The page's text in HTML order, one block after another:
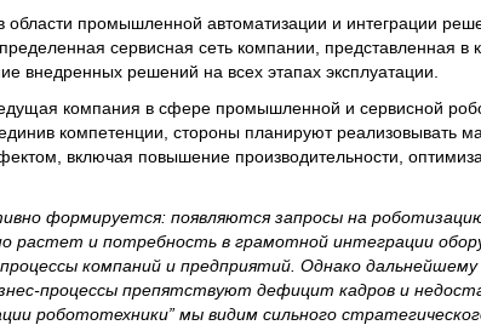
области промышленной автоматизации и интеграции
сервисная сеть компании, представленная в
внедренных решений на всех этапах эксплуатации.
компания в сфере промышленной и сервисной
компетенции, стороны планируют реализовывать
включая повышение производительности,
формируется: появляются запросы на
растет и потребность в грамотной интеграции
компаний и предприятий. Однако
процессы препятствуют дефицит кадров и
робототехники” мы видим сильного